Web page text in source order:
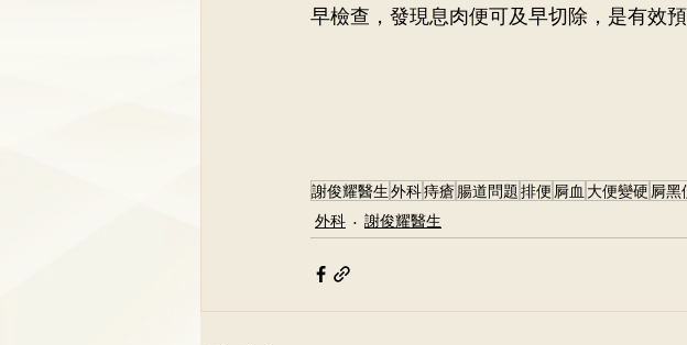
早檢查，發現息肉便可及早切除，是有效預
謝俊耀醫生外科痔瘡腸道問題排便 屙血 大便變硬 屙黑
外科
謝俊耀醫生